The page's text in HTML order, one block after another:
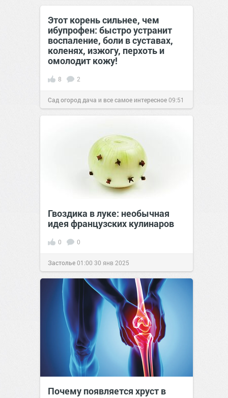
Этот корень сильнее, чем
ибупрофен: быстро устранит
воспаление, боли в суставах,
коленях, изжогу, перхоть и
омолодит кожу!
8 2
Сад огород дача и все самое интересное09:51
13 дек 2018
Гвоздика в луке: необычная
идея французских кулинаров
0 0
Застолье01:00 30 янв 2025
Почему появляется хруст в